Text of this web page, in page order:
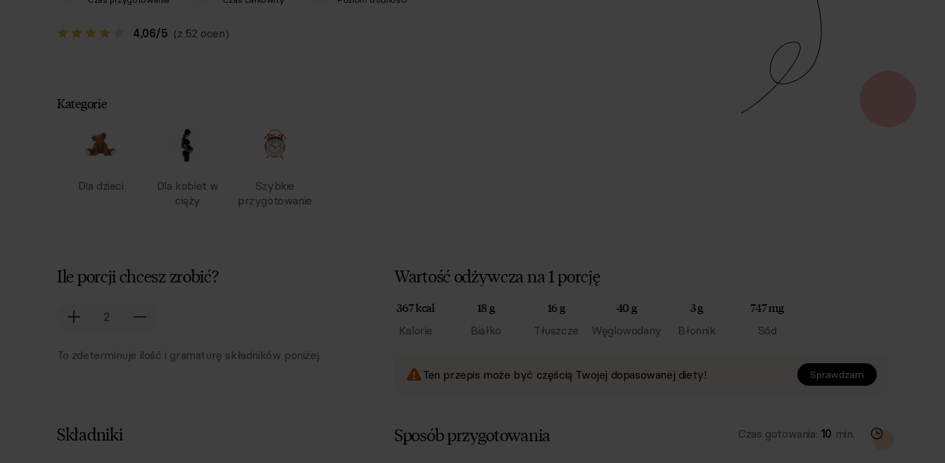
4,06/5 (z 52 ocen)
Kategorie
Dla dzieci
Dla kobiet w
ciąży
Szybkie
przygotowanie
Ile porcji chcesz zrobić?
To zdeterminuje ilość i gramaturę składników poniżej.
Wartość odżywcza na 1 porcję
367 kcal
Kalorie
18 g
Białko
16 g
Tłuszcze
40 g
Węglowodany
3 g
Błonnik
747 mg
Sód
Ten przepis może być częścią Twojej dopasowanej diety! Sprawdzam
Składniki Sposób przygotowania Czas gotowania: 10 min.